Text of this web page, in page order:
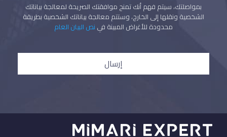
بمواصلتك، سيتم فهم أنك تمنح موافقتك الصريحة لمعالجة بياناتك
الشخصية ونقلها إلى الخارج، وستتم معالجة بياناتك الشخصية بطريقة
محدودة للأغراض المبينة في نص البيان العام
إرسال